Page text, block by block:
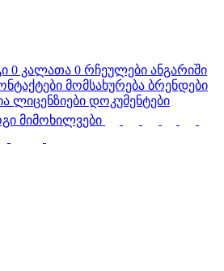
0 კალათა 0 რჩეულები ანგარიში
მომსახურება ბრენდები
ლიცენზიები დოკუმენტები
მიმოხილვები